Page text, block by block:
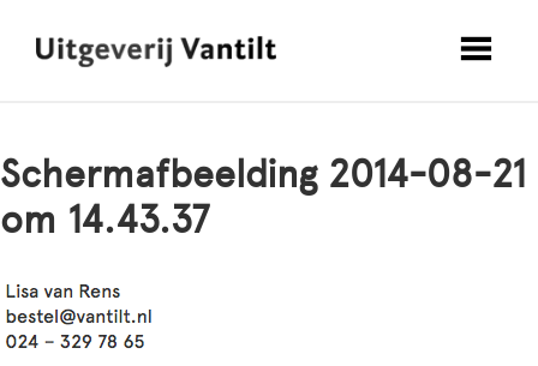
Schermafbeelding 2014-08-21
om 14.43.37